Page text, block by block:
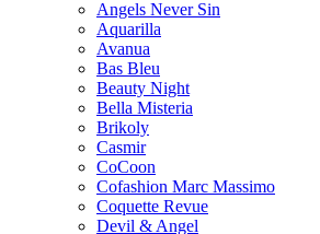
Angels Never Sin
Aquarilla
Avanua
Bas Bleu
Beauty Night
Bella Misteria
Brikoly
Casmir
CoCoon
Cofashion Marc Massimo
Coquette Revue
Devil & Angel